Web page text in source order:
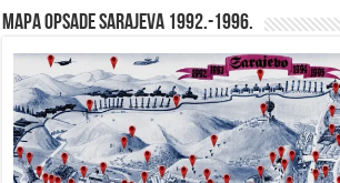
Mapa opsade Sarajeva 1992.-1996.